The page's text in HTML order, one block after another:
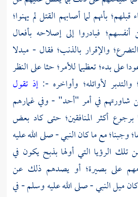
بأنهم لما أصابهم القتل لم يهنوا؛
فبادروا إلى إصلاحه بأفعال
والإقرار بالذنب؛ فقال - مبدلا
بدء؛ تعظيما للأمر؛ حثا على النظر
لأوائله؛ وأواخره -:إذ تقول
شاورتهم في أمر"أحد" - وفي غمارهم
برجوع أكثر المنافقين؛ حتى كاد بعض
وجبنا؛ مع ما كان النبي - صلى الله عليه
الرؤيا التي أولها بذبح يكون في
على بصيرة؛ أو يصدهم ذلك عن
ميل النبي - صلى الله عليه وسلم - في